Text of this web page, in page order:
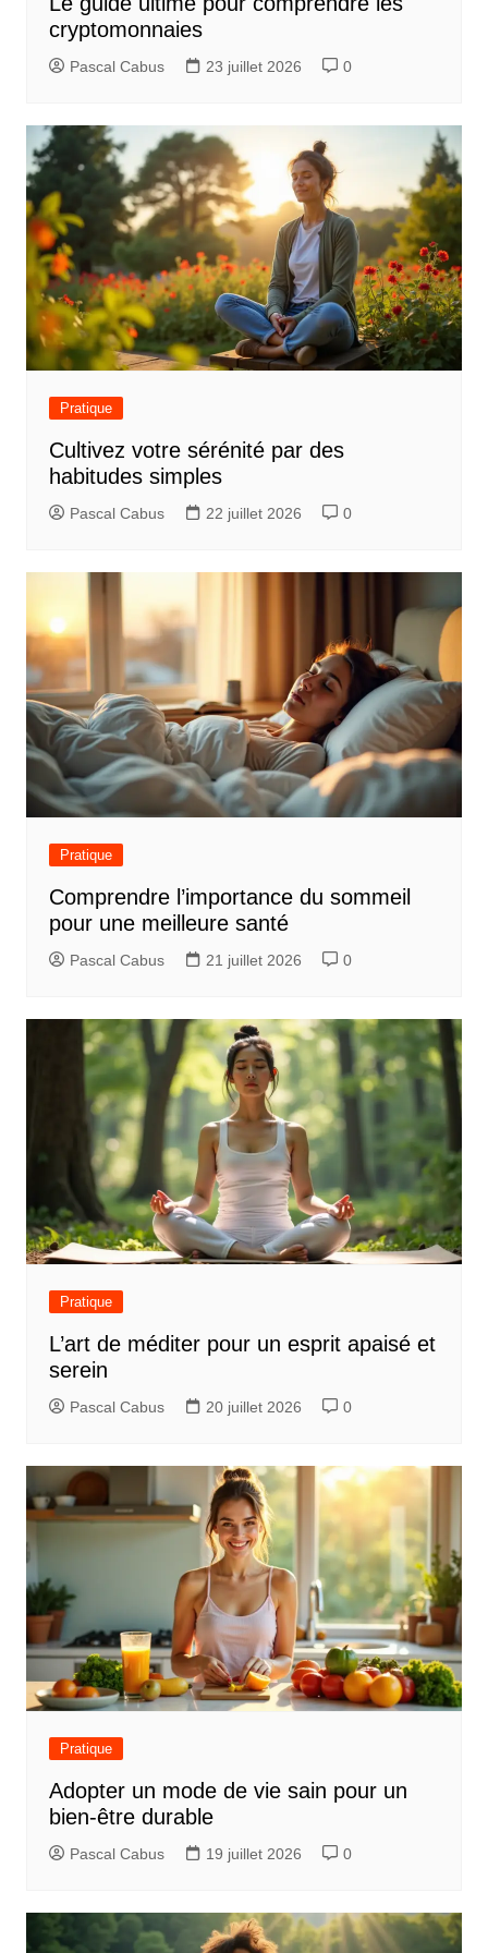
r
t
i
c
l
e
cryptomonnaies
Pascal Cabus 23 juillet 2026 0
Pratique
Cultivez votre sérénité par des
habitudes simples
Pascal Cabus 22 juillet 2026 0
Pratique
Comprendre l’importance du sommeil
pour une meilleure santé
Pascal Cabus 21 juillet 2026 0
Pratique
L’art de méditer pour un esprit apaisé et
serein
Pascal Cabus 20 juillet 2026 0
Pratique
Adopter un mode de vie sain pour un
bien-être durable
Pascal Cabus 19 juillet 2026 0